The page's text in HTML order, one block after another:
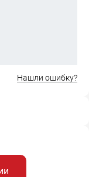
Нашли ошибку?